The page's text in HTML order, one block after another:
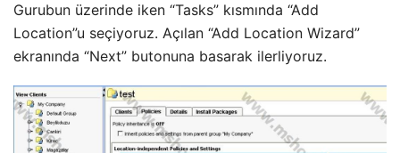
Gurubun üzerinde iken “Tasks” kısmında “Add
Location”u seçiyoruz. Açılan “Add Location Wizard”
ekranında “Next” butonuna basarak ilerliyoruz.